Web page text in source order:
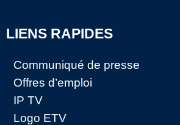
LIENS RAPIDES
Communiqué de presse
Offres d’emploi
IP TV
Logo ETV